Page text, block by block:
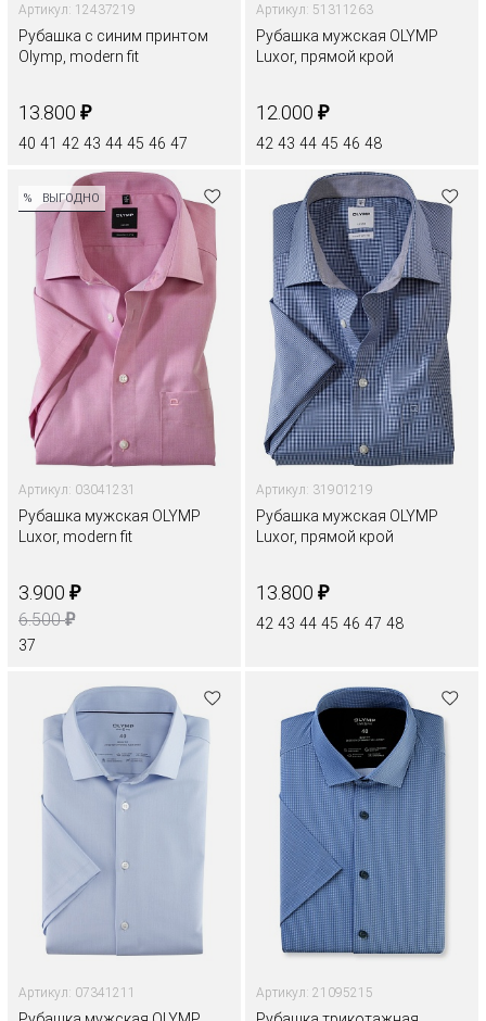
Артикул: 12437219
Рубашка с синим принтом
Olymp, modern fit
13.800 ₽
40 41 42 43 44 45 46 47
Артикул: 51311263
Рубашка мужская OLYMP
Luxor, прямой крой
12.000 ₽
42 43 44 45 46 48
% ВЫГОДНО
Артикул: 03041231
Рубашка мужская OLYMP
Luxor, modern fit
3.900 ₽
6.500₽
37
Артикул: 31901219
Рубашка мужская OLYMP
Luxor, прямой крой
13.800 ₽
42 43 44 45 46 47 48
Артикул: 07341211 Артикул: 21095215